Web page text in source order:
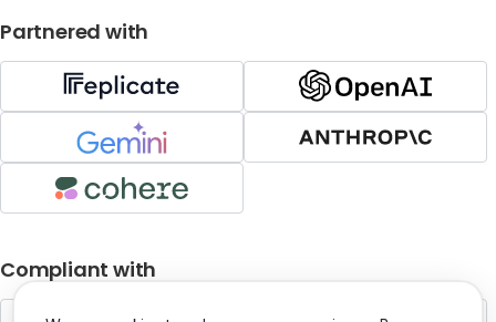
Partnered with
Compliant with